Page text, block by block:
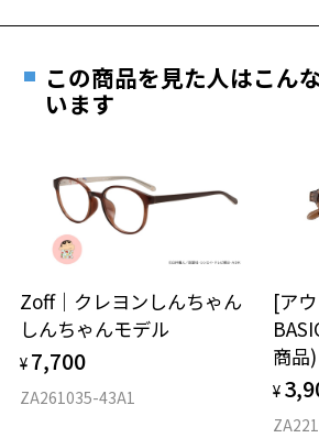
仕上がり寸法
D 仕上がりの横幅：約142mm
安心1 フレーム１年間品質保証
きます。
※保証期間内に交換が行われた場合、保証期
延長されません。
安心2 視力測定無料
視力の変化を早めに発見するために
力測定をおすすめいたします。
安心3 かかり具合調整無料
ご希望のお客さまは、「レンズ交換券
最寄りのZoff実店舗にてレンズをお買
※サングラスやパッケージ品では「レン
談ください。
＜メガネの度数情報がわからない方へ＞
オンラインストアでフレームのみ購入
実店舗で度付きにできます
ご購入時に「レンズ交換券」をお選びい
度数を測定のうえ、度付きレンズ（標準
この商品を見た人はこん
います
Zoff｜クレヨンしんちゃん
しんちゃんモデル
¥ 7,700
ZA261035-43A1
[ア
商品)
¥